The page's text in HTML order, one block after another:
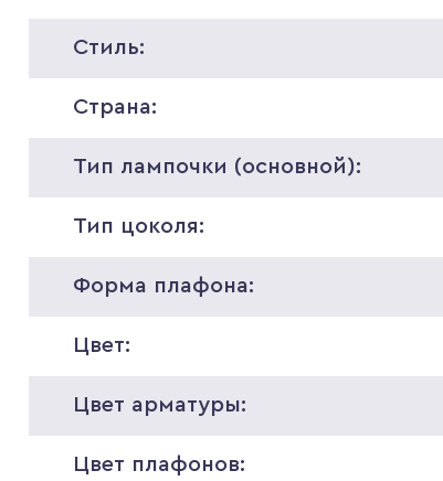
Стиль:
Страна:
Тип лампочки (основной):
Тип цоколя:
Форма плафона:
Цвет:
Цвет арматуры:
Цвет плафонов: